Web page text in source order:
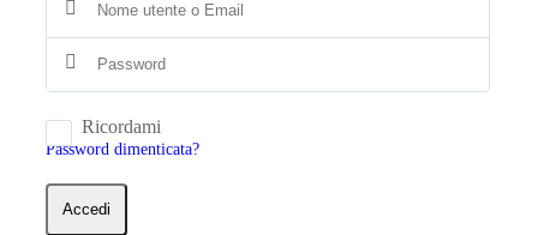
Ricordami
Password dimenticata?
Accedi